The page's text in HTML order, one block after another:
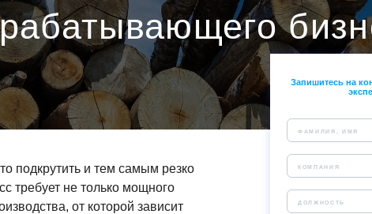
подкрутить и тем самым резко
требует не только мощного
от которой зависит
Запишитесь на